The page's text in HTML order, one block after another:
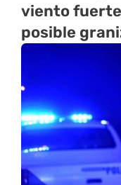
viento
posible